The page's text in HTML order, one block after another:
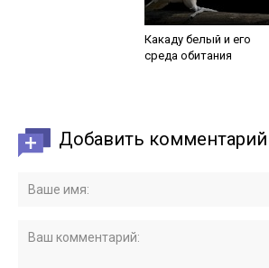
Какаду белый и его
среда обитания
Добавить комментарий